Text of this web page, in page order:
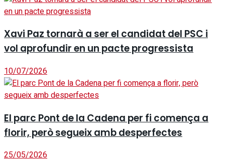
Xavi Paz tornarà a ser el candidat del PSC i
vol aprofundir en un pacte progressista
10/07/2026
El parc Pont de la Cadena per fi comença a
florir, però segueix amb desperfectes
25/05/2026